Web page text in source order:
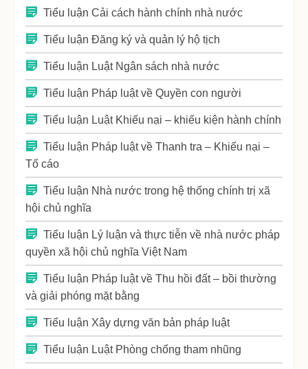
Tiểu luận Cải cách hành chính nhà nước
Tiểu luận Đăng ký và quản lý hộ tịch
Tiểu luận Luật Ngân sách nhà nước
Tiểu luận Pháp luật về Quyền con người
Tiểu luận Luật Khiếu nại – khiếu kiện hành chính
Tiểu luận Pháp luật về Thanh tra – Khiếu nại –
Tố cáo
Tiểu luận Nhà nước trong hệ thống chính trị xã
hội chủ nghĩa
Tiểu luận Lý luận và thực tiễn về nhà nước pháp
quyền xã hội chủ nghĩa Việt Nam
Tiểu luận Pháp luật về Thu hồi đất – bồi thường
và giải phóng mặt bằng
Tiểu luận Xây dựng văn bản pháp luật
Tiểu luận Luật Phòng chống tham nhũng